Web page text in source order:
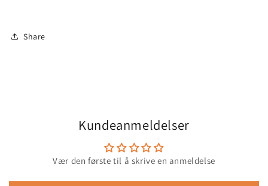
Share
Kundeanmeldelser
Vær den første til å skrive en anmeldelse